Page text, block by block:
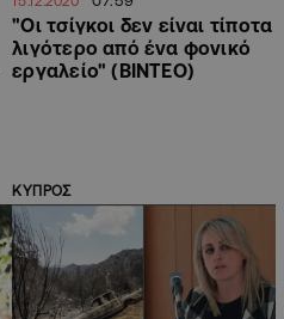
"Οι τσίγκοι δεν είναι τίποτα
λιγότερο από ένα φονικό
εργαλείο" (ΒΙΝΤΕΟ)
ΚΥΠΡΟΣ